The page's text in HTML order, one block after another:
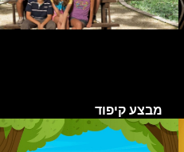
מבצע קיפוד